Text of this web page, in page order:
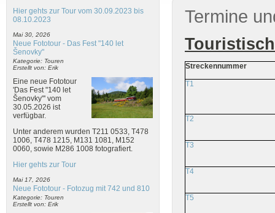
Hier gehts zur Tour vom 30.09.2023 bis
08.10.2023
Mai 30, 2026
Neue Fototour - Das Fest "140 let
Šenovky"
Kategorie: Touren
Erstellt von: Erik
Eine neue Fototour
'Das Fest "140 let
Šenovky"' vom
30.05.2026 ist
verfügbar.
Unter anderem wurden T211 0533, T478
1006, T478 1215, M131 1081, M152
0060, sowie M286 1008 fotografiert.
Hier gehts zur Tour
Mai 17, 2026
Neue Fototour - Fotozug mit 742 und 810
Kategorie: Touren
Erstellt von: Erik
Termine
Streckennummer
T1
T2
T3
T4
T5